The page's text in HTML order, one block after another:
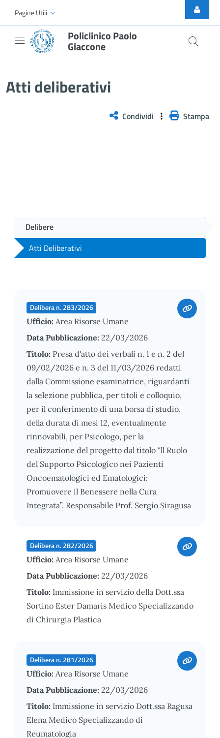
Skip to Main Content
Pagine Utili
Policlinico Paolo
Giaccone
Atti deliberativi
Condividi Stampa
Delibere
Atti Deliberativi
Delibera n. 283/2026
Ufficio: Area Risorse Umane
Data Pubblicazione: 22/03/2026
Titolo: Presa d'atto dei verbali n. 1 e n. 2 del
09/02/2026 e n. 3 del 11/03/2026 redatti
dalla Commissione esaminatrice, riguardanti
la selezione pubblica, per titoli e colloquio,
per il conferimento di una borsa di studio,
della durata di mesi 12, eventualmente
rinnovabili, per Psicologo, per la
realizzazione del progetto dal titolo “ll Ruolo
del Supporto Psicologico nei Pazienti
Oncoematologici ed Ematologici:
Promuovere il Benessere nella Cura
Integrata”. Responsabile Prof. Sergio Siragusa
Delibera n. 282/2026
Ufficio: Area Risorse Umane
Data Pubblicazione: 22/03/2026
Titolo: Immissione in servizio della Dott.ssa
Sortino Ester Damaris Medico Specializzando
di Chirurgia Plastica
Delibera n. 281/2026
Ufficio: Area Risorse Umane
Data Pubblicazione: 22/03/2026
Titolo: Immissione in servizio Dott.ssa Ragusa
Elena Medico Specializzando di
Reumatologia